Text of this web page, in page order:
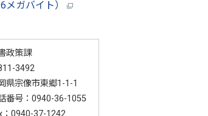
メガバイト）
政策課
3492
県宗像市東郷1-1-1
番号： 0940-36-1055
：0940-37-1242